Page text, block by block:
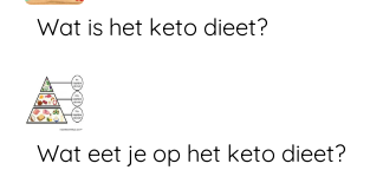
Wat is het keto dieet?
Wat eet je op het keto dieet?